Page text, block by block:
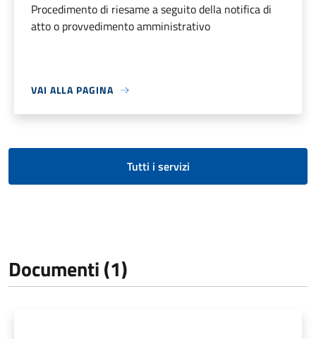
Procedimento di riesame a seguito della notifica di
atto o provvedimento amministrativo
VAI ALLA PAGINA
Tutti i servizi
Documenti (1)